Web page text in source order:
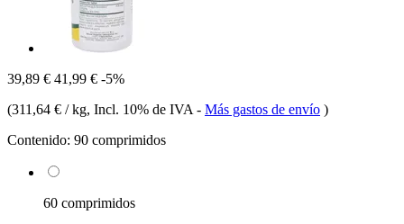
39,89 € 41,99 € -5%
(311,64 € / kg, Incl. 10% de IVA - Más gastos de envío )
Contenido: 90 comprimidos
60 comprimidos